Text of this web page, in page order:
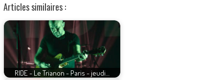
Articles similaires :
RIDE - Le Trianon - Paris - jeudi…